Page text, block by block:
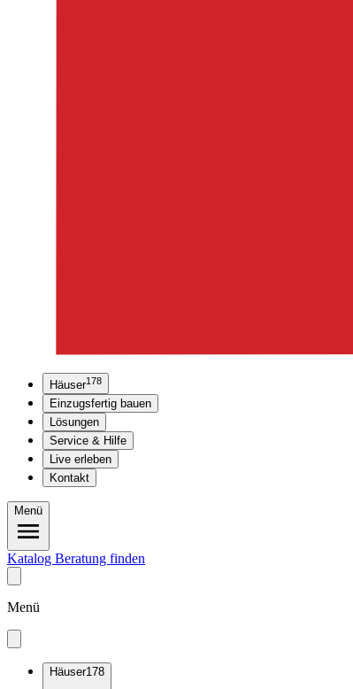
Häuser178
Einzugsfertig bauen
Lösungen
Service & Hilfe
Live erleben
Kontakt
Menü
Katalog Beratung finden
Menü
Häuser178